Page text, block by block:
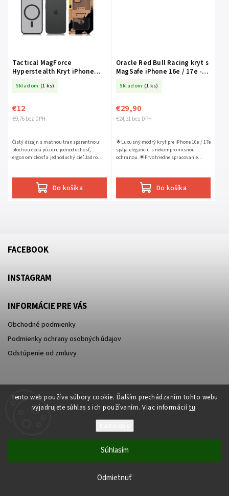
Tento web používa súbory cookie. Ďalším prechádzaním tohto webu
vyjadrujete súhlas s ich používaním. Viac informácií tu.
Odmietnuť
Súhlasím
Tactical MagForce
Hyperstealth Kryt iPhone
Skladom (1 ks)
€9,76 bez DPH
€12
Do košíka
Čistý dizajn s matnou transparentnou
plochou dodá púzdru jednoduchosť,
ergonomickosť a jednoduchý cieľ.Jadro
Oracle Red Bull Racing kryt s
MagSafe iPhone 16e / 17e -
Skladom (1 ks)
€24,31 bez DPH
€29,90
Do košíka
🌟Luxusný modrý kryt pre iPhone 16e / 17e
spája eleganciu s nekompromisnou
ochranou. 🌟Prvotriedne spracovanie
FACEBOOK
INSTAGRAM
INFORMÁCIE PRE VÁS
Obchodné podmienky
Podmienky ochrany osobných údajov
Odstúpenie od zmluvy
Shoptet| Design